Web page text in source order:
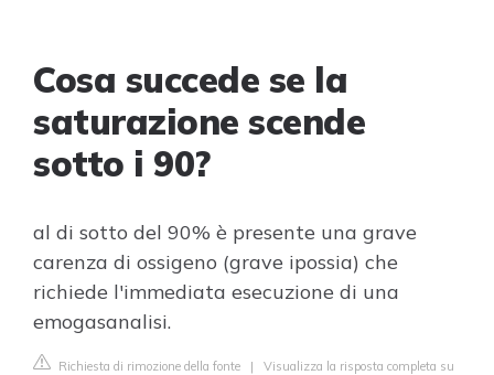
Cosa succede se la
saturazione scende
sotto i 90?
al di sotto del 90% è presente una grave
carenza di ossigeno (grave ipossia) che
richiede l'immediata esecuzione di una
emogasanalisi.
Richiesta di rimozione della fonte | Visualizza la risposta completa su